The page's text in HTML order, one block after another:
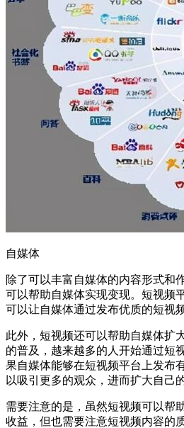
自媒体
除了可以丰富自媒体的内容形式和
可以帮助自媒体实现变现。短视频
可以让自媒体通过发布优质的短视
此外，短视频还可以帮助自媒体扩
的普及，越来越多的人开始通过短
果自媒体能够在短视频平台上发布
以吸引更多的观众，进而扩大自己
需要注意的是，虽然短视频可以帮
收益，但也需要注意短视频内容的